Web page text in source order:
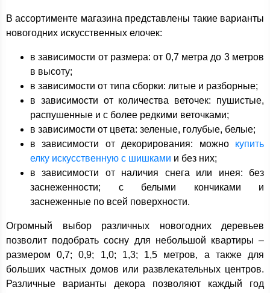
В ассортименте магазина представлены такие варианты
новогодних искусственных елочек:
в зависимости от размера: от 0,7 метра до 3 метров
в высоту;
в зависимости от типа сборки: литые и разборные;
в зависимости от количества веточек: пушистые,
распушенные и с более редкими веточками;
в зависимости от цвета: зеленые, голубые, белые;
в зависимости от декорирования: можно купить
елку искусственную с шишками и без них;
в зависимости от наличия снега или инея: без
заснеженности; с белыми кончиками и
заснеженные по всей поверхности.
Огромный выбор различных новогодних деревьев
позволит подобрать сосну для небольшой квартиры –
размером 0,7; 0,9; 1,0; 1,3; 1,5 метров, а также для
больших частных домов или развлекательных центров.
Различные варианты декора позволяют каждый год